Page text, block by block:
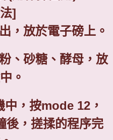
]
，放於電子磅上。
、砂糖、酵母，放
。
中，按mode 12，
後，搓揉的程序完